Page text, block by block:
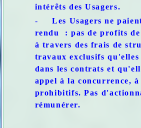
intérêts des Usagers.
-Les Usagers ne
rendu : pas de profits
à travers des frais de
travaux exclusifs qu'elles
dans les contrats et
appel à la concurrence,
prohibitifs. Pas
rémunérer.